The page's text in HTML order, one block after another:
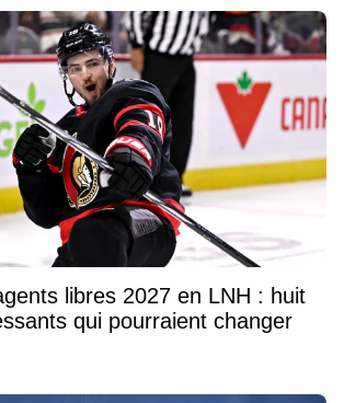
libres 2027 en LNH : huit
qui pourraient changer